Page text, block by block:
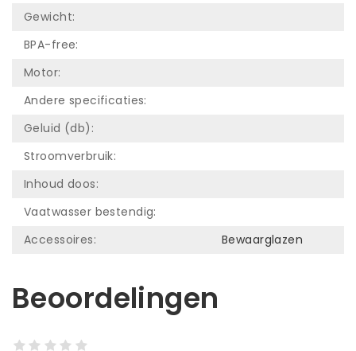
Gewicht:
BPA-free:
Motor:
Andere specificaties:
Geluid (db):
Stroomverbruik:
Inhoud doos:
Vaatwasser bestendig:
Accessoires:
Bewaarglazen
Beoordelingen